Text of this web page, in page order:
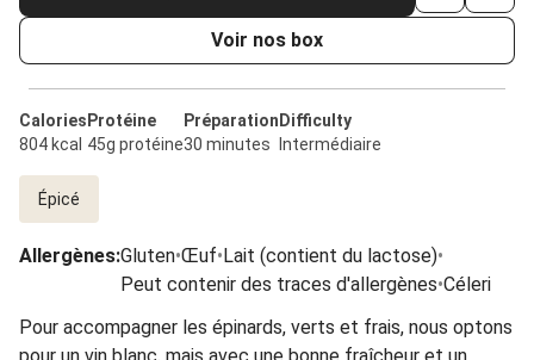
Voir nos box
Calories
804 kcal
Protéine
45g protéine
Préparation
30 minutes
Difficulty
Intermédiaire
Épicé
Allergènes:Gluten•Œuf•Lait (contient du lactose)•
Peut contenir des traces d'allergènes•Céleri
Pour accompagner les épinards, verts et frais, nous optons